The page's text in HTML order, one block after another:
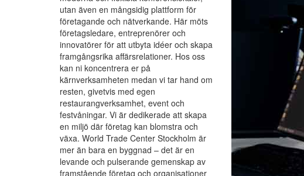
utan även en mångsidig plattform för
företagande och nätverkande. Här möts
företagsledare, entreprenörer och
innovatörer för att utbyta idéer och skapa
framgångsrika affärsrelationer. Hos oss
kan ni koncentrera er på
kärnverksamheten medan vi tar hand om
resten, givetvis med egen
restaurangverksamhet, event och
festvåningar. Vi är dedikerade att skapa
en miljö där företag kan blomstra och
växa. World Trade Center Stockholm är
mer än bara en byggnad – det är en
levande och pulserande gemenskap av
framstående företag och organisationer